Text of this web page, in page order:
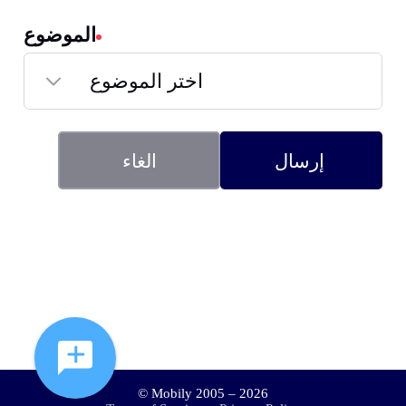
الموضوع
اختر الموضوع
الغاء إرسال
© Mobily 2005 – 2026